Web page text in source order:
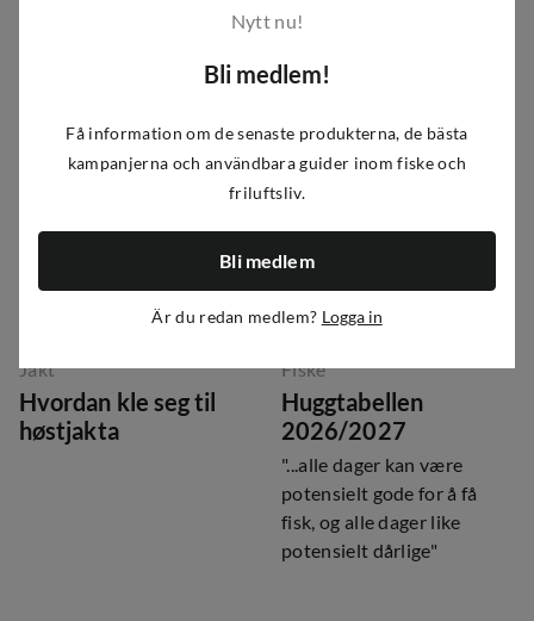
teinefiske i Norge
Friluftsliv
Jakt
Hvordan kle seg til
høstjakta
Fiske
Huggtabellen
2026/2027
"...alle dager kan være
potensielt gode for å få
fisk, og alle dager like
potensielt dårlige"
Nytt nu!
Bli medlem!
Få information om de senaste produkterna, de bästa
kampanjerna och användbara guider inom fiske och
friluftsliv.
Bli medlem
Är du redan medlem? Logga in